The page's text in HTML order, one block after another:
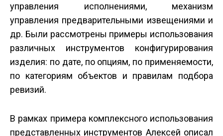
управления исполнениями, механизм
управления предварительными извещениями и
др. Были рассмотрены примеры использования
различных инструментов конфигурирования
изделия: по дате, по опциям, по применяемости,
по категориям объектов и правилам подбора
ревизий.
В рамках примера комплексного использования
представленных инструментов Алексей описал